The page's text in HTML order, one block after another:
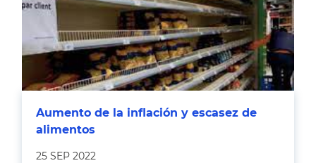
Aumento de la inflación y escasez de
alimentos
25 SEP 2022